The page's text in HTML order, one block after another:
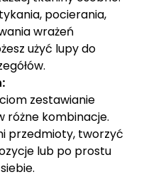
pocierania,
wrażeń
użyć lupy do
zestawianie
różne kombinacje.
przedmioty, tworzyć
lub po prostu